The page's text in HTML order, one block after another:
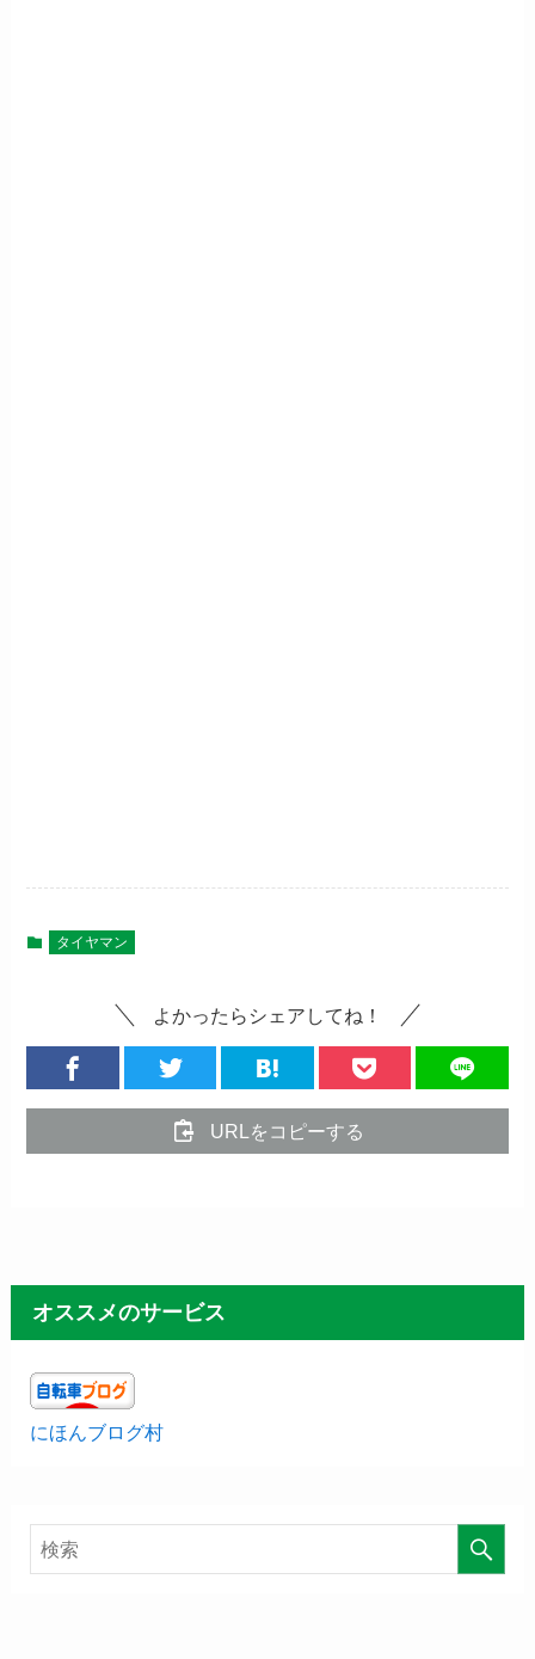
タイヤマン
よかったらシェアしてね！
URLをコピーする
オススメのサービス
にほんブログ村